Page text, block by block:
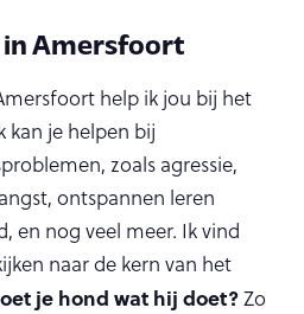
Amersfoort
help ik jou bij het
kan je helpen bij
zoals agressie,
ontspannen leren
en nog veel meer. Ik vind
naar de kern van het
je hond wat hij doet?Zo